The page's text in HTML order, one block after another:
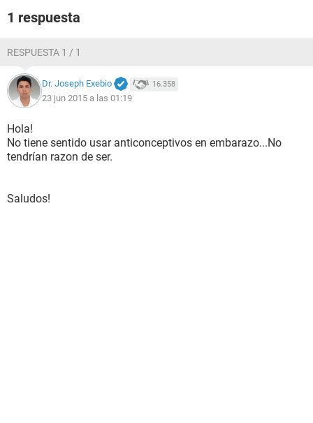
1 respuesta
RESPUESTA 1 / 1
Dr. Joseph Exebio 16.358
23 jun 2015 a las 01:19
Hola!
No tiene sentido usar anticonceptivos en embarazo...No
tendrían razon de ser.
Saludos!